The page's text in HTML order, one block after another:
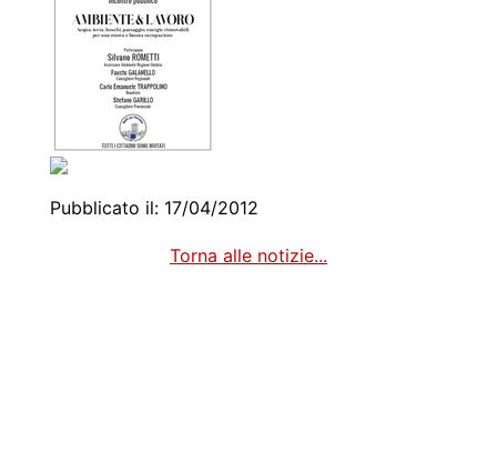
Pubblicato il: 17/04/2012
Torna alle notizie...